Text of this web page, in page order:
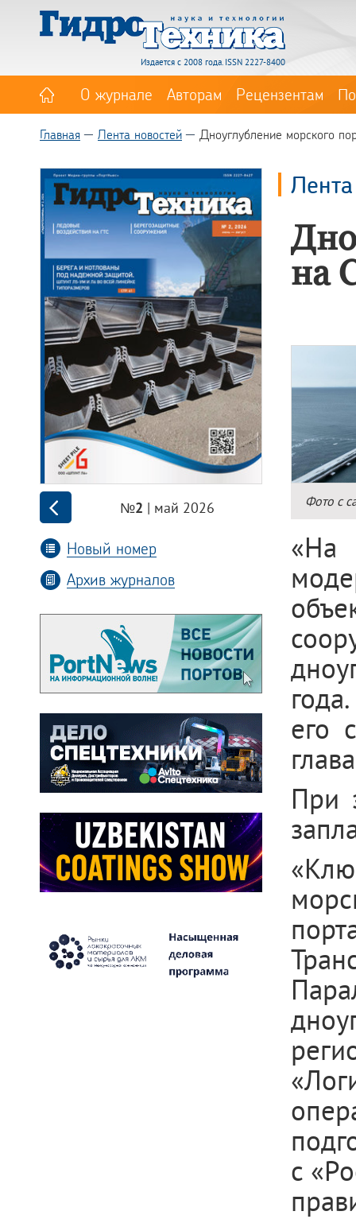
Издается с 2008 года. ISSN 2227-8400
О журнале Авторам Рецензентам
Главная Лента новостей Дноуглубление морского
№2 | май 2026
Новый номер
Архив журналов
на
Фото с
«На
его
При
с